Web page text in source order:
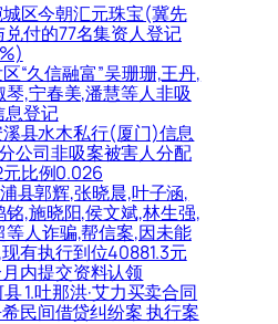
城区今朝汇元珠宝(冀先
付的77名集资人登记
“久信融富”吴珊珊,王丹,
,宁春美,潘慧等人非吸
登记
溪县水木私行(厦门)信息
公司非吸案被害人分配
比例0.026
县郭辉,张晓晨,叶子涵,
,施晓阳,侯文斌,林生强,
人诈骗,帮信案,因未能
有执行到位40881.3元
内提交资料认领
1.吐那洪·艾力买卖合同
民间借贷纠纷案 执行案